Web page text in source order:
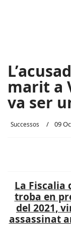
marit a
va ser
Successos 09
La Fiscalia
troba en
del 2021,
assassinat